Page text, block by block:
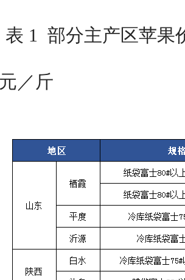
表 1 部分主产区苹果
／斤